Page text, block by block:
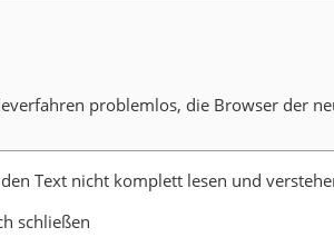
problemlos, die Browser der
Text nicht komplett lesen und
schließen